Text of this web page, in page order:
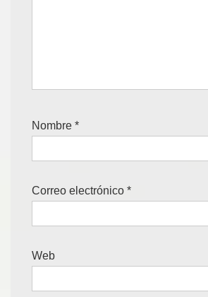
Nombre *
Correo electrónico *
Web